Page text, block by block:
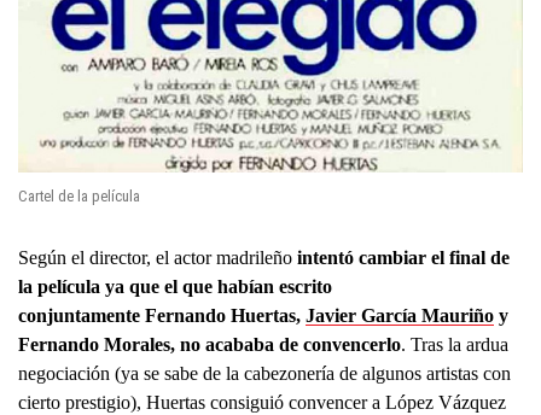
Cartel de la película
Según el director, el actor madrileño intentó cambiar el final de
la película ya que el que habían escrito
conjuntamente Fernando Huertas, Javier García Mauriño y
Fernando Morales, no acababa de convencerlo. Tras la ardua
negociación (ya se sabe de la cabezonería de algunos artistas con
cierto prestigio), Huertas consiguió convencer a López Vázquez